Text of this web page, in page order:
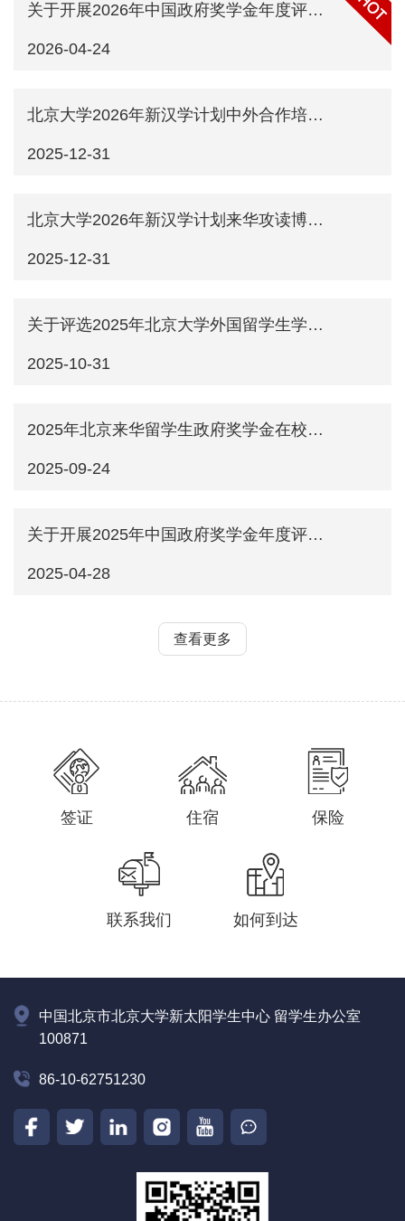
关于开展2026年中国政府奖学金年度评审工作的通知
2026-04-24
北京大学2026年新汉学计划中外合作培养博士项目（高级进修生项目）申请通知
2025-12-31
北京大学2026年新汉学计划来华攻读博士学位项目申请通知
2025-12-31
关于评选2025年北京大学外国留学生学习优秀奖的通知
2025-10-31
2025年北京来华留学生政府奖学金在校生申请通知
2025-09-24
关于开展2025年中国政府奖学金年度评审工作的通知
2025-04-28
查看更多
签证 住宿 保险
联系我们 如何到达
中国北京市北京大学新太阳学生中心 留学生办公室
100871
86-10-62751230